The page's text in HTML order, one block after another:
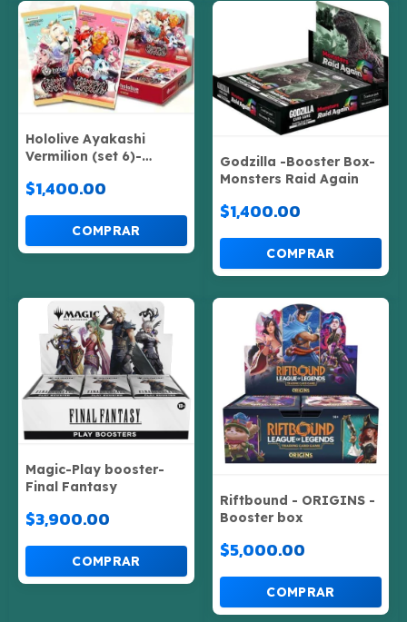
Hololive Ayakashi
Vermilion (set 6)-
$1,400.00
Godzilla -Booster Box-
Monsters Raid Again
$1,400.00
Magic-Play booster-
Final Fantasy
$3,900.00
Riftbound - ORIGINS -
Booster box
$5,000.00